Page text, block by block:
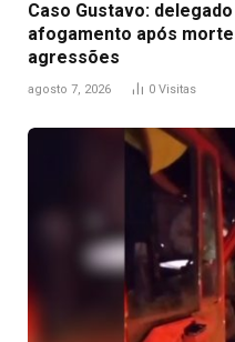
Caso Gustavo:
afogamento após
agressões
agosto 7, 2026 0 Visitas